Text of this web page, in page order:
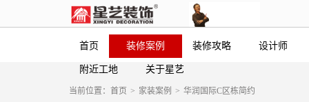
首页 装修案例 装修攻略 设计师
附近工地 关于星艺
当前位置： 首页 > 家装案例 > 华润国际C区栋简约